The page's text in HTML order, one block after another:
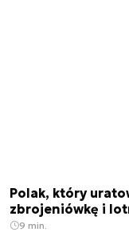
Polak, który
zbrojeniówkę i
9 min.